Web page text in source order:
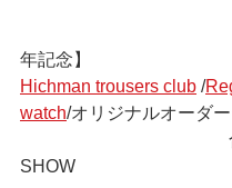
年記念】
Hichman trousers club /
watch/オリジナルオーダ
SHOW